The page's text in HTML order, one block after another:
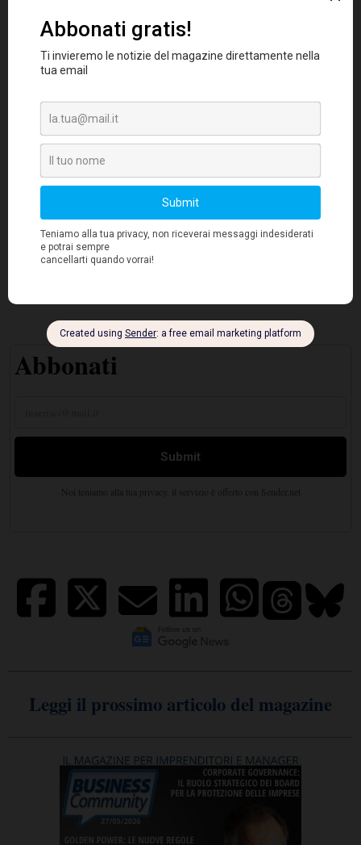
La collaborazione si estende anche al team
Arrow McLaren IndyCar
sim racing della scuderia britannica, con il
marchioIntelpresente sulle monoposto e sulle
postazioni utilizzate nel campionato F1 Sim
Racing.
Leggi il prossimo articolo del magazine